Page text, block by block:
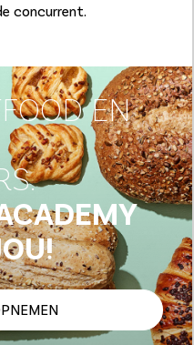
concurrent.
EN